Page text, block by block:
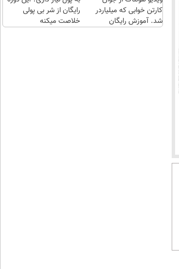
کارتن خوابی که میلیاردر
شد. آموزش رایگان
رایگان از شر بی پولی
خلاصت میکنه